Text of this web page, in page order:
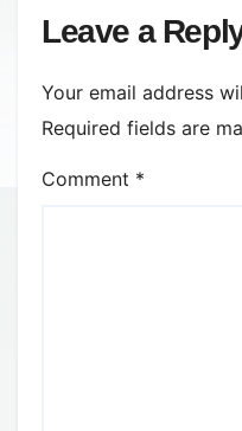
Leave a
Your email address
Required fields are
Comment *